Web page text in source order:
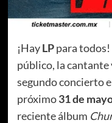
¡HayLPpara todos!
público, la
segundo concierto
próximo31 de
reciente álbum